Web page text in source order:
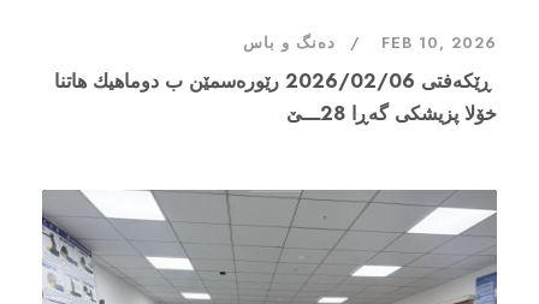
FEB 10, 2026 دەنگ و باس
⁨ ڕێکەفتی 2026/02/06 رێورەسمێن ب دوماهیك هاتنا
خۆلا پزیشکی گەڕا 28ـــێ